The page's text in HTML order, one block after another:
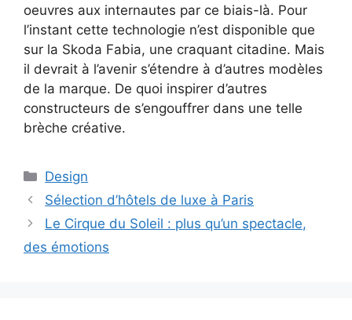
oeuvres aux internautes par ce biais-là. Pour
l’instant cette technologie n’est disponible que
sur la Skoda Fabia, une craquant citadine. Mais
il devrait à l’avenir s’étendre à d’autres modèles
de la marque. De quoi inspirer d’autres
constructeurs de s’engouffrer dans une telle
brèche créative.
Catégories
Design
Sélection d’hôtels de luxe à Paris
Le Cirque du Soleil : plus qu’un spectacle,
des émotions